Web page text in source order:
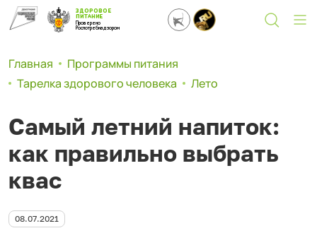
ЗДОРОВОЕ
ПИТАНИЕ
Проверено
Роспотребнадзором
Главная
Программы питания
Тарелка здорового человека
Лето
Самый летний напиток:
как правильно выбрать
квас
08.07.2021